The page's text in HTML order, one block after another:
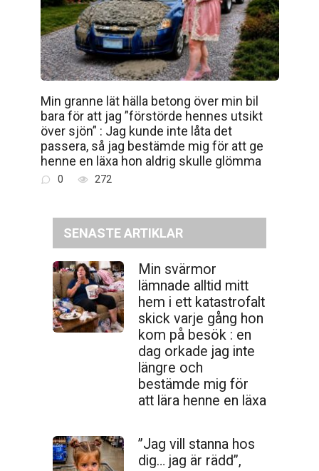
Min granne lät hälla betong över min bil
bara för att jag ”förstörde hennes utsikt
över sjön” : Jag kunde inte låta det
passera, så jag bestämde mig för att ge
henne en läxa hon aldrig skulle glömma
0 272
SENASTE ARTIKLAR
Min svärmor
lämnade alltid mitt
hem i ett katastrofalt
skick varje gång hon
kom på besök : en
dag orkade jag inte
längre och
bestämde mig för
att lära henne en läxa
”Jag vill stanna hos
dig… jag är rädd”,